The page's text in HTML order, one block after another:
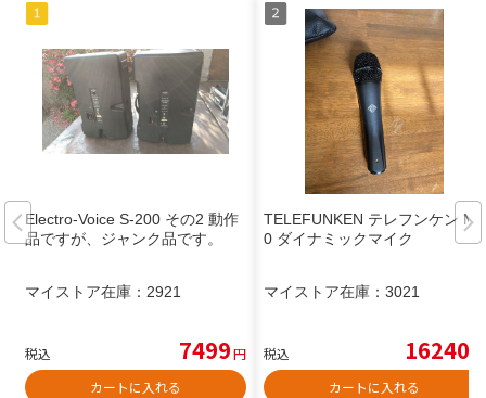
Electro-Voice S-200 その2 動作
品ですが、ジャンク品です。
マイストア在庫： 2921
税込 7499円
カートに入れる
TELEFUNKEN テレフンケン M8
0 ダイナミックマイク
マイストア在庫： 3021
税込 16240
カートに入れる